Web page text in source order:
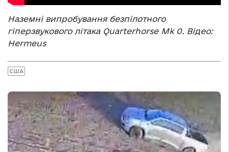
Наземні випробування безпілотного
гіперзвукового літака Quarterhorse Mk 0. Відео:
Hermeus
США